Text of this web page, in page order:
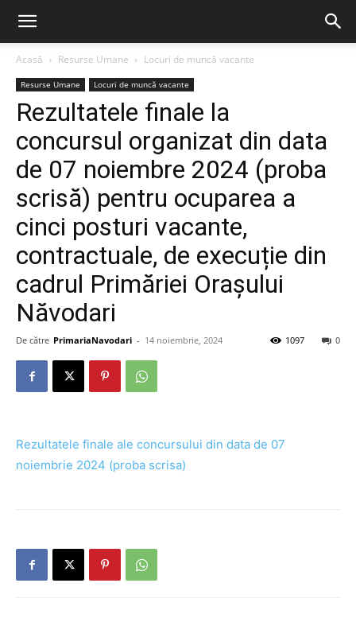
Acasă Resurse Umane Locuri de muncă vacante
Resurse Umane Locuri de muncă vacante
Rezultatele finale la
concursul organizat din data
de 07 noiembre 2024 (proba
scrisă) pentru ocuparea a
cinci posturi vacante,
contractuale, de execuție din
cadrul Primăriei Orașului
Năvodari
De către PrimariaNavodari - 14 noiembrie, 2024 0
1097
Rezultatele finale ale concursului din data de 07
noiembrie 2024 (proba scrisa)